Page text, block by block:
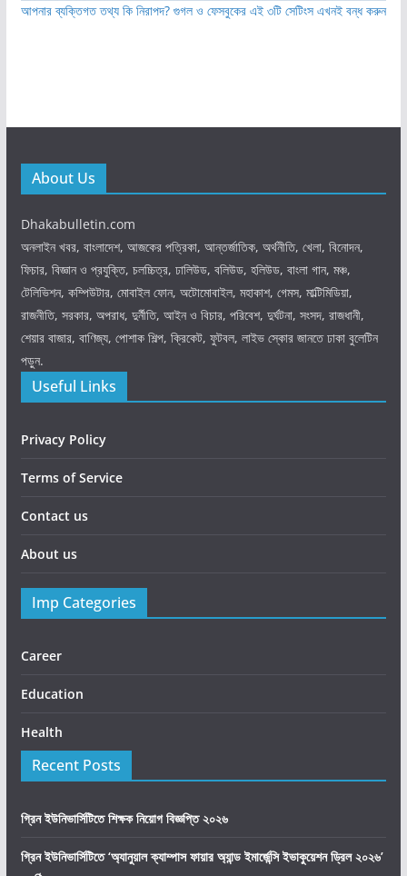
আপনার ব্যক্তিগত তথ্য কি নিরাপদ? গুগল ও ফেসবুকের এই ৩টি সেটিংস এখনই বন্ধ করুন
About Us
Dhakabulletin.com
অনলাইন খবর, বাংলাদেশ, আজকের পত্রিকা, আন্তর্জাতিক, অর্থনীতি, খেলা, বিনোদন,
ফিচার, বিজ্ঞান ও প্রযুক্তি, চলচ্চিত্র, ঢালিউড, বলিউড, হলিউড, বাংলা গান, মঞ্চ,
টেলিভিশন, কম্পিউটার, মোবাইল ফোন, অটোমোবাইল, মহাকাশ, গেমস, মাল্টিমিডিয়া,
রাজনীতি, সরকার, অপরাধ, দুর্নীতি, আইন ও বিচার, পরিবেশ, দুর্ঘটনা, সংসদ, রাজধানী,
শেয়ার বাজার, বাণিজ্য, পোশাক শিল্প, ক্রিকেট, ফুটবল, লাইভ স্কোর জানতে ঢাকা বুলেটিন
পড়ুন.
Useful Links
Privacy Policy
Terms of Service
Contact us
About us
Imp Categories
Career
Education
Health
Recent Posts
গ্রিন ইউনিভার্সিটিতে শিক্ষক নিয়োগ বিজ্ঞপ্তি ২০২৬
গ্রিন ইউনিভার্সিটিতে ‘অ্যানুয়াল ক্যাম্পাস ফায়ার অ্যান্ড ইমার্জেন্সি ইভাকুয়েশন ড্রিল ২০২৬’